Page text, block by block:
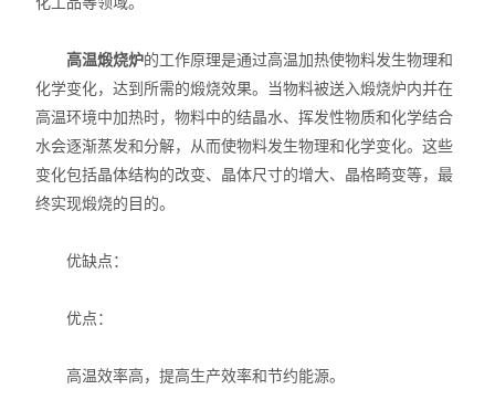
高温煅烧炉的工作原理是通过高温加热使物料发生物理和
化学变化，达到所需的煅烧效果。当物料被送入煅烧炉内并在
高温环境中加热时，物料中的结晶水、挥发性物质和化学结合
水会逐渐蒸发和分解，从而使物料发生物理和化学变化。这些
变化包括晶体结构的改变、晶体尺寸的增大、晶格畸变等，最
终实现煅烧的目的。
优缺点：
优点：
高温效率高，提高生产效率和节约能源。